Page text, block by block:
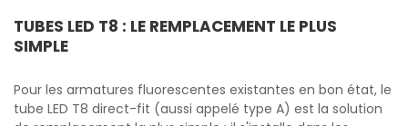
TUBES LED T8 : LE REMPLACEMENT LE PLUS
SIMPLE
Pour les armatures fluorescentes existantes en bon état, le
tube LED T8 direct-fit (aussi appelé type A) est la solution